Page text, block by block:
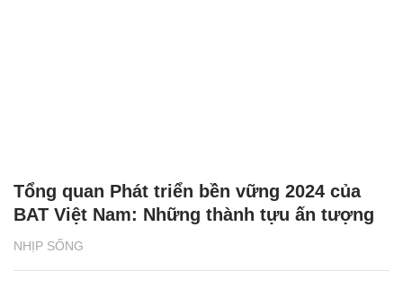
NHỊP SỐNG
Tổng quan Phát triển bền vững 2024 của
BAT Việt Nam: Những thành tựu ấn tượng